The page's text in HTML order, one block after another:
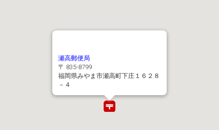
瀬高郵便局
〒 835-8799
福岡県みやま市瀬高町下庄１６２８
－４